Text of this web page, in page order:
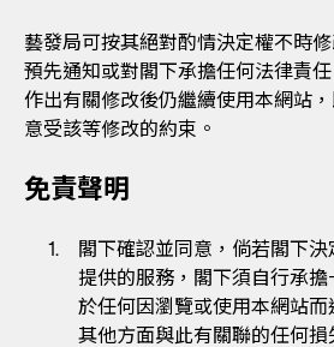
藝發局可按其絕對酌情決定權不時
預先通知或對閣下承擔任何法律責
作出有關修改後仍繼續使用本網站
意受該等修改的約束。
免責聲明
閣下確認並同意，倘若閣下
提供的服務，閣下須自行承
於任何因瀏覽或使用本網站
其他方面與此有關聯的任何